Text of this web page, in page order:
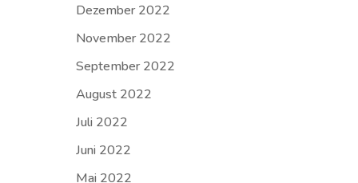
Dezember 2022
November 2022
September 2022
August 2022
Juli 2022
Juni 2022
Mai 2022